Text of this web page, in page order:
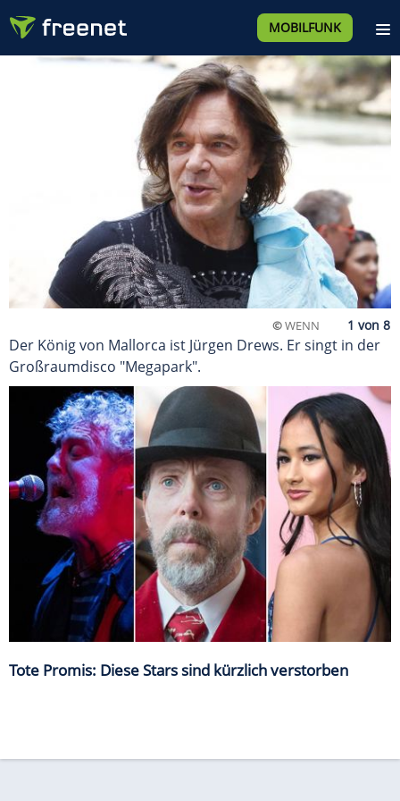
MOBILFUNK
©WENN
Der König von Mallorca ist Jürgen Drews. Er singt in der
Großraumdisco "Megapark".
Tote Promis: Diese Stars sind kürzlich verstorben